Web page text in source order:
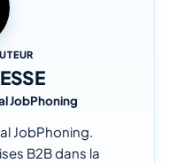
JobPhoning
JobPhoning.
B2B dans la